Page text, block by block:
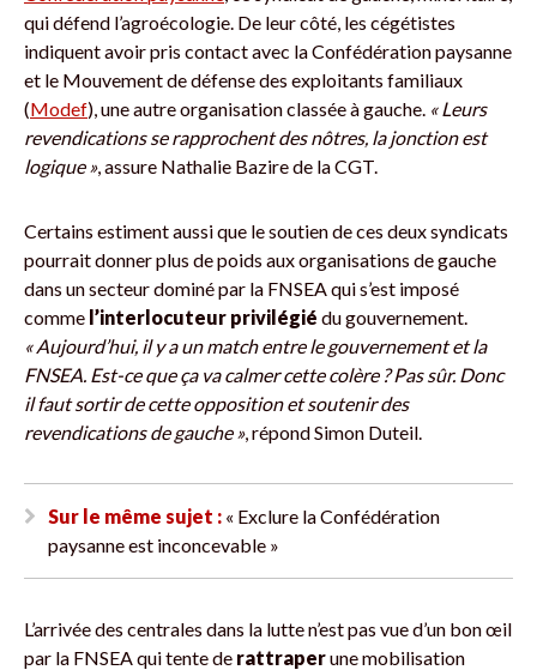
qui défend l’agroécologie. De leur côté, les cégétistes
indiquent avoir pris contact avec la Confédération paysanne
et le Mouvement de défense des exploitants familiaux
(Modef), une autre organisation classée à gauche. « Leurs
revendications se rapprochent des nôtres, la jonction est
logique », assure Nathalie Bazire de la CGT.
Certains estiment aussi que le soutien de ces deux syndicats
pourrait donner plus de poids aux organisations de gauche
dans un secteur dominé par la FNSEA qui s’est imposé
comme l’interlocuteur privilégié du gouvernement.
« Aujourd’hui, il y a un match entre le gouvernement et la
FNSEA. Est-ce que ça va calmer cette colère ? Pas sûr. Donc
il faut sortir de cette opposition et soutenir des
revendications de gauche », répond Simon Duteil.
Sur le même sujet : « Exclure la Confédération
paysanne est inconcevable »
L’arrivée des centrales dans la lutte n’est pas vue d’un bon œil
par la FNSEA qui tente de rattraperune mobilisation